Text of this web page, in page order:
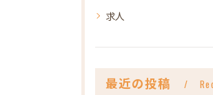
求人
最近の投稿